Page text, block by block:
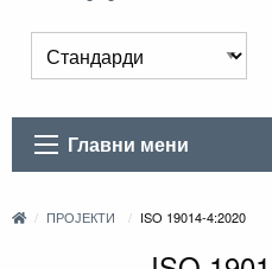
Главни мени
ПРОЈЕКТИ ISO 19014-4:2020